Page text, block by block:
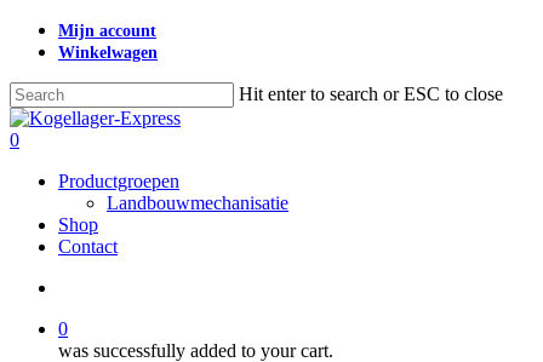
Skip
content
Mijn account
Winkelwagen
Hit enter to search or ESC to close
Close
Search
search
0
Productgroepen
Landbouwmechanisatie
Shop
Contact
0
was successfully added to your cart.